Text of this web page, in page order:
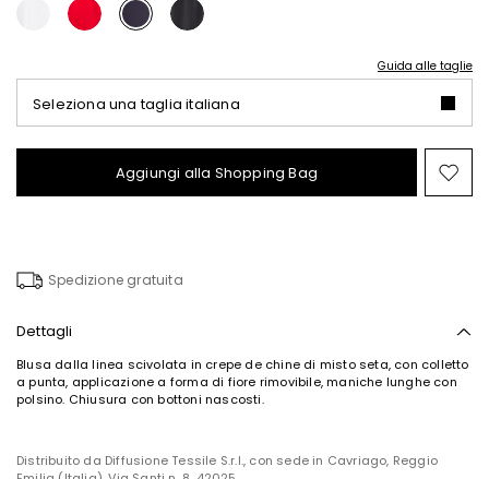
Guida alle taglie
Seleziona una taglia italiana
Aggiungi alla Shopping Bag
Spedizione gratuita
Dettagli
Blusa dalla linea scivolata in crepe de chine di misto seta, con colletto
a punta, applicazione a forma di fiore rimovibile, maniche lunghe con
polsino. Chiusura con bottoni nascosti.
Distribuito da Diffusione Tessile S.r.l., con sede in Cavriago, Reggio